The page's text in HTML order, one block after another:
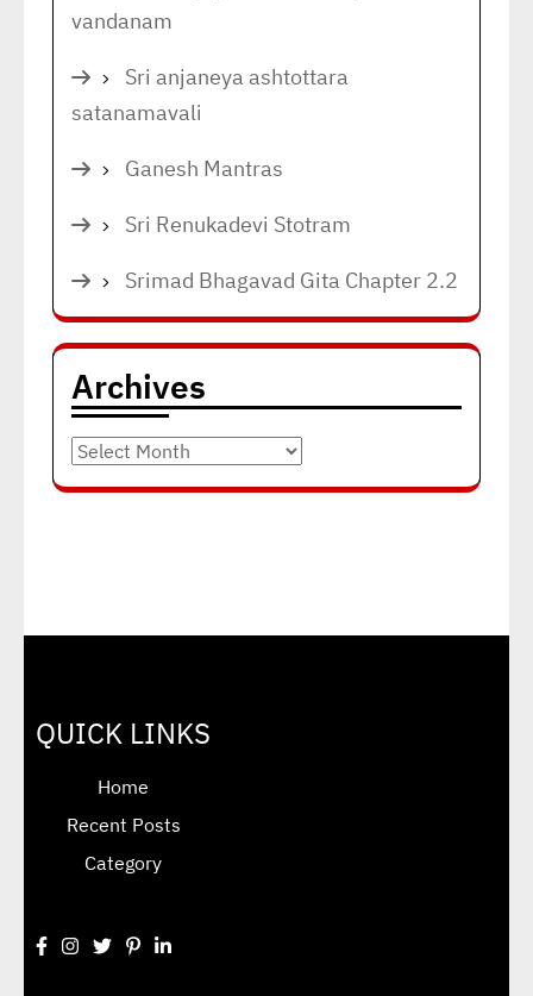
vandanam
Sri anjaneya ashtottara
satanamavali
Ganesh Mantras
Sri Renukadevi Stotram
Srimad Bhagavad Gita Chapter 2.2
Archives
Archives
QUICK LINKS
Home
Recent Posts
Category